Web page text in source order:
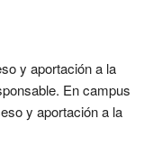
y aportación a la
En campus
y aportación a la